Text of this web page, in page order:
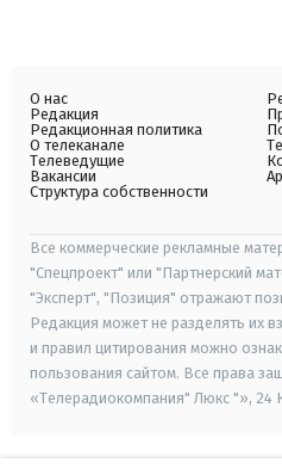
О нас
Редакция
Редакционная политика
О телеканале
Телеведущие
Вакансии
Структура собственности
Все коммерческие рекламные
"Спецпроект" или "Партнерский
"Эксперт", "Позиция" отражают
Редакция может не разделять их
и правил цитирования можно
пользования сайтом. Все права
«Телерадиокомпания" Люкс "», 24